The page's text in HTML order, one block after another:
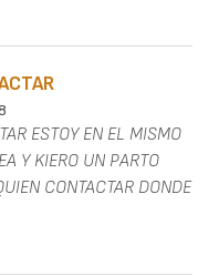
ESTOY EN EL MISMO
Y KIERO UN PARTO
CONTACTAR DONDE